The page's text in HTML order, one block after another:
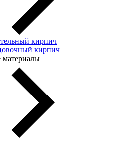
кирпич
кирпич
материалы